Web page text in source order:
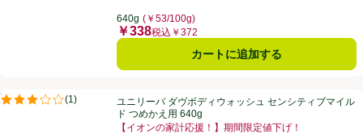
640g (￥53/100g)
価格
￥338税込￥372
カートに追加する
PR
PR
ユニリーバ ダヴボディウォッシュ センシティブマイルド つめかえ用
(1 )
評価は1件のレビューで5点中3.0点。ユニリーバ ダヴボディウォッシュ センシティブマイル
ド つめかえ用 640g
【イオンの家計応援！】期間限定値下げ！